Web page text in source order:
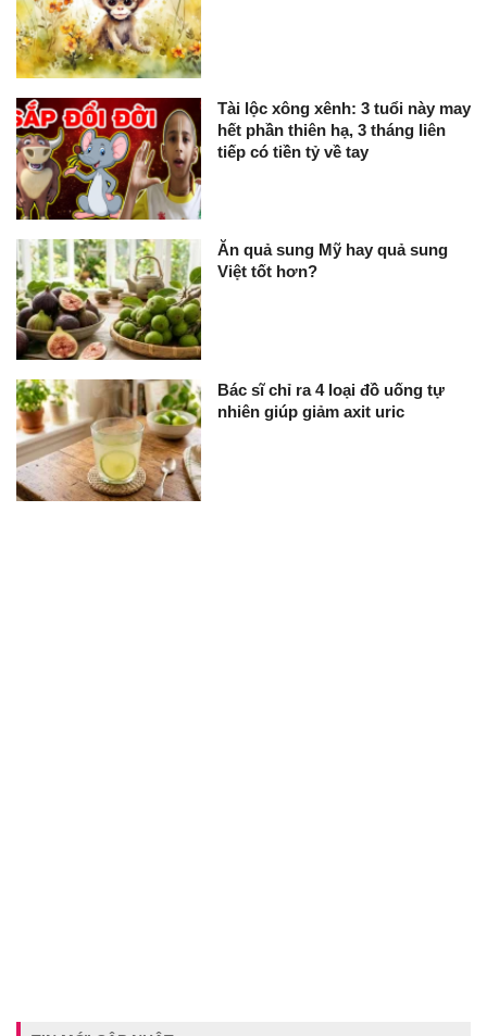
Tài lộc xông xênh: 3 tuổi này may
hết phần thiên hạ, 3 tháng liên
tiếp có tiền tỷ về tay
Ăn quả sung Mỹ hay quả sung
Việt tốt hơn?
Bác sĩ chỉ ra 4 loại đồ uống tự
nhiên giúp giảm axit uric